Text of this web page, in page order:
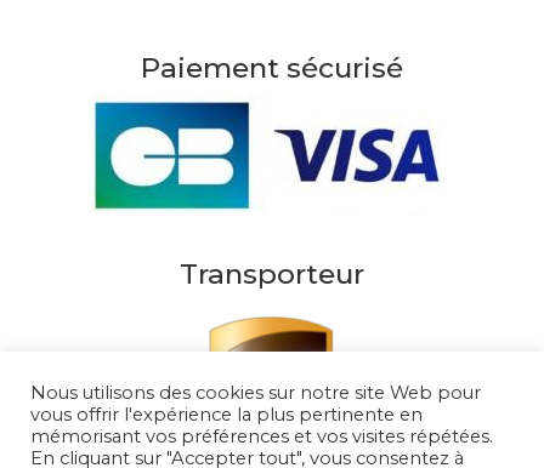
Paiement sécurisé
Transporteur
Nous utilisons des cookies sur notre site Web pour
vous offrir l'expérience la plus pertinente en
mémorisant vos préférences et vos visites répétées.
En cliquant sur "Accepter tout", vous consentez à